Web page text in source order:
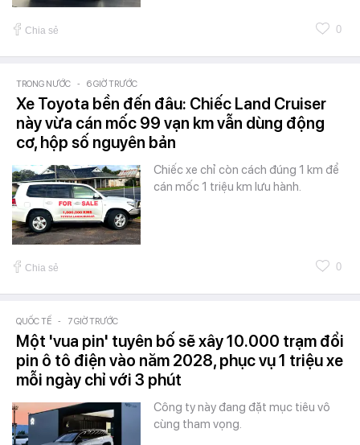
Chia sẻ 0
TRONG NƯỚC - 6 GIỜ TRƯỚC
Xe Toyota bền đến đâu: Chiếc Land Cruiser
này vừa cán mốc 99 vạn km vẫn dùng động
cơ, hộp số nguyên bản
Chiếc xe chỉ còn cách đúng 1 km để
cán mốc 1 triệu km lưu hành.
Chia sẻ 0
QUỐC TẾ - 7 GIỜ TRƯỚC
Một 'vua pin' tuyên bố sẽ xây 10.000 trạm đổi
pin ô tô điện vào năm 2028, phục vụ 1 triệu xe
mỗi ngày chỉ với 3 phút
Công ty này đang đặt mục tiêu vô
cùng tham vọng.